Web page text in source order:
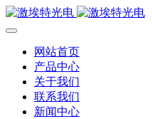
网站首页
产品中心
关于我们
联系我们
新闻中心